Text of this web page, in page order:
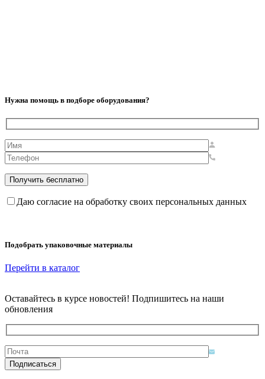
Нужна помощь в подборе оборудования?
Даю согласие на обработку своих персональных данных
Подобрать упаковочные материалы
Перейти в каталог
Оставайтесь в курсе новостей! Подпишитесь на наши
обновления